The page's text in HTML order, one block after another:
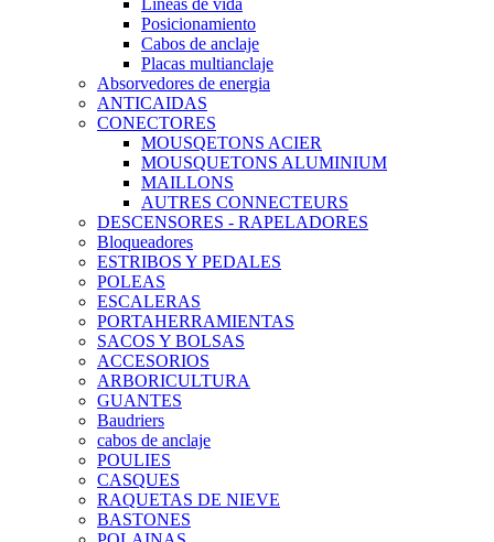
Líneas de vida
Posicionamiento
Cabos de anclaje
Placas multianclaje
Absorvedores de energia
ANTICAIDAS
CONECTORES
MOUSQETONS ACIER
MOUSQUETONS ALUMINIUM
MAILLONS
AUTRES CONNECTEURS
DESCENSORES - RAPELADORES
Bloqueadores
ESTRIBOS Y PEDALES
POLEAS
ESCALERAS
PORTAHERRAMIENTAS
SACOS Y BOLSAS
ACCESORIOS
ARBORICULTURA
GUANTES
Baudriers
cabos de anclaje
POULIES
CASQUES
RAQUETAS DE NIEVE
BASTONES